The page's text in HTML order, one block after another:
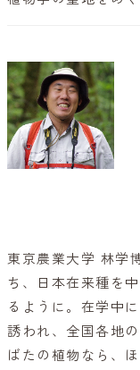
東京農業大学 林学
ち、日本在来種を
るように。在学中
誘われ、全国各地
ばたの植物なら、